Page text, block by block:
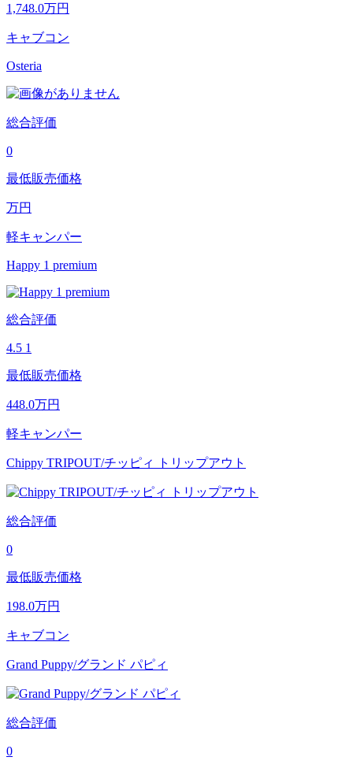
1,748.0万円
キャブコン
Osteria
総合評価
0
最低販売価格
万円
軽キャンパー
Happy 1 premium
総合評価
4.5 1
最低販売価格
448.0万円
軽キャンパー
Chippy TRIPOUT/チッピィ トリップアウト
総合評価
0
最低販売価格
198.0万円
キャブコン
Grand Puppy/グランド パピィ
総合評価
0